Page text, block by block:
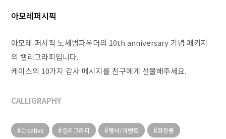
아모레퍼시픽
아모레 퍼시픽 노세범파우더의 10th anniversary 기념 패키지
의 캘리그라피입니다.
케이스의 10가지 감사 메시지를 친구에게 선물해주세요.
CALLIGRAPHY
Creative 캘리그라피 행사/이벤트 화장품